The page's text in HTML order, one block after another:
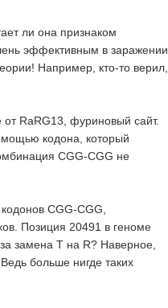
ли она признаком
эффективным в заражении
Например, кто-то верил,
RaRG13, фуриновый сайт.
кодона, который
CGG-CGG не
CGG-CGG,
Позиция 20491 в геноме
замена T на R? Наверное,
больше нигде таких